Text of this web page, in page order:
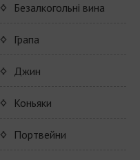
Безалкогольні вина
JP. Chenet Alcohol Free
Серия вин JP. Chenet
Arthur Merz Alcohol Free
Серия вин Arthur Metz
Appalina Alcohol Free
Серия вин Appalina
Alcohol Free
Грапа
Джин
Коньяки
Коньячный Дом Camus
Портвейни